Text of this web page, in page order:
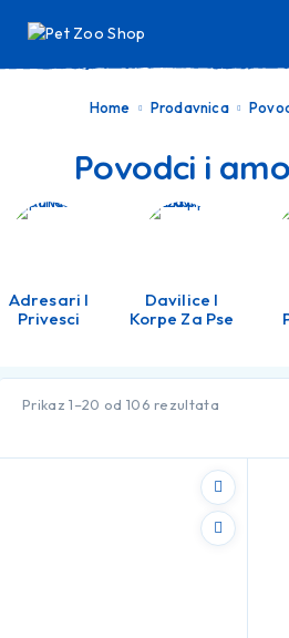
Home Prodavnica
Povodci i
Adresari I
Privesci
Davilice I
Korpe Za Pse
Prikaz 1–20 od 106 rezultata